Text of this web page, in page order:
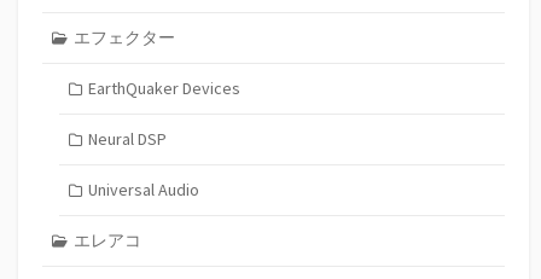
エフェクター
EarthQuaker Devices
Neural DSP
Universal Audio
エレアコ